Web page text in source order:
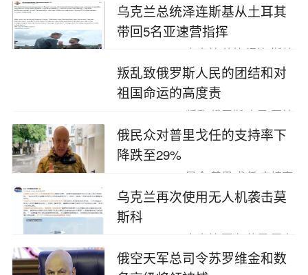
乌克兰总统泽连斯基从土耳其
带回5名亚速营指挥
乌克兰,总统,泽连,斯基
叛乱致俄罗斯人民的团结和对
祖国命运的高度责
叛乱,俄罗斯,人民,团结
俄民众对普里戈任的支持率下
降跌至29%
民众,普里,戈任,支持率
乌克兰再次使用无人机袭击莫
斯科
乌克兰,再次,使用,无人
机
俄空天军总司令苏罗维金和数